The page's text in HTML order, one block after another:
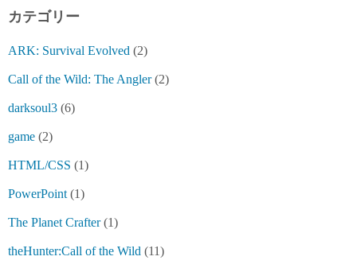
カテゴリー
ARK: Survival Evolved (2)
Call of the Wild: The Angler(2)
darksoul3 (6)
game (2)
HTML/CSS (1)
PowerPoint (1)
The Planet Crafter(1)
theHunter:Call of the Wild (11)